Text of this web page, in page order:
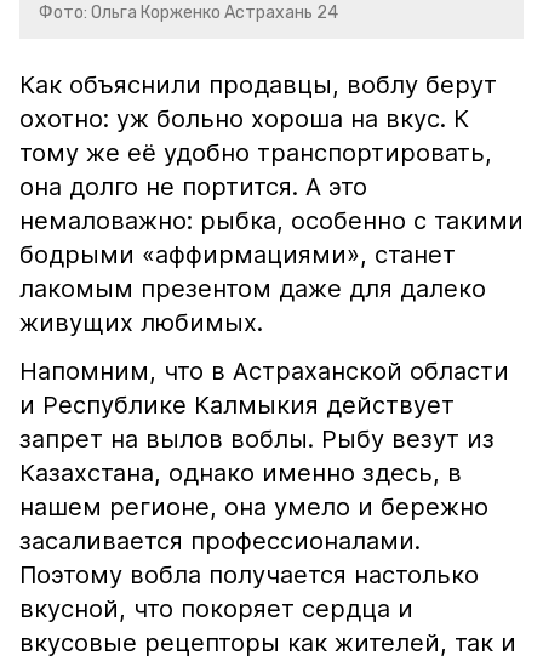
Фото: Ольга Корженко Астрахань 24
Как объяснили продавцы, воблу берут
охотно: уж больно хороша на вкус. К
тому же её удобно транспортировать,
она долго не портится. А это
немаловажно: рыбка, особенно с такими
бодрыми «аффирмациями», станет
лакомым презентом даже для далеко
живущих любимых.
Напомним, что в Астраханской области
и Республике Калмыкия действует
запрет на вылов воблы. Рыбу везут из
Казахстана, однако именно здесь, в
нашем регионе, она умело и бережно
засаливается профессионалами.
Поэтому вобла получается настолько
вкусной, что покоряет сердца и
вкусовые рецепторы как жителей, так и